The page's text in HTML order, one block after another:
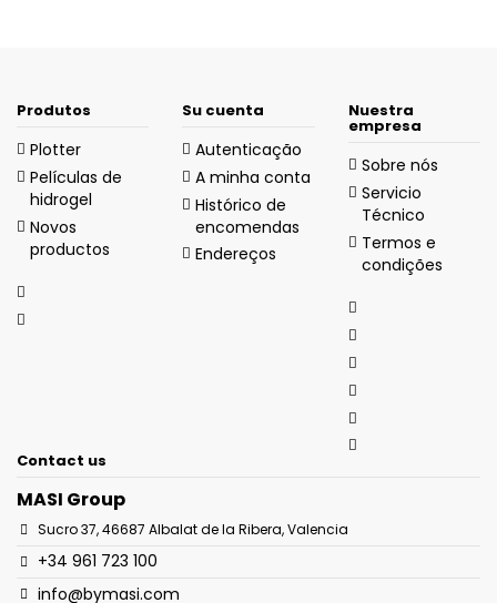
Produtos
Plotter
Películas de
hidrogel
Novos
productos
Su cuenta
Autenticação
A minha conta
Histórico de
encomendas
Endereços
Nuestra
empresa
Sobre nós
Servicio
Técnico
Termos e
condições
Contact us
MASI Group
Sucro 37, 46687 Albalat de la Ribera, Valencia
+34 961 723 100
info@bymasi.com